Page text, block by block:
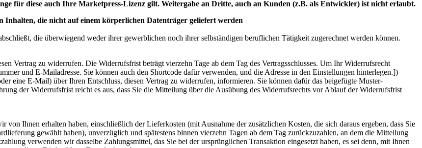
für diese auch Ihre Marketpress-Lizenz gilt. Weitergabe an Dritte, auch an Kunden (z.B. als Entwickler) ist nicht erlaubt.
die nicht auf einem körperlichen Datenträger geliefert werden
die überwiegend weder ihrer gewerblichen noch ihrer selbständigen beruflichen Tätigkeit zugerechnet werden können.
Vertrag zu widerrufen. Die Widerrufsfrist beträgt vierzehn Tage ab dem Tag des Vertragsschlusses. Um Ihr Widerrufsrecht
und E-Mailadresse. Sie können auch den Shortcode dafür verwenden, und die Adresse in den Einstellungen hinterlegen.])
eine E-Mail) über Ihren Entschluss, diesen Vertrag zu widerrufen, informieren. Sie können dafür das beigefügte Muster-
der Widerrufsfrist reicht es aus, dass Sie die Mitteilung über die Ausübung des Widerrufsrechts vor Ablauf der Widerrufsfrist
Ihnen erhalten haben, einschließlich der Lieferkosten (mit Ausnahme der zusätzlichen Kosten, die sich daraus ergeben, dass Sie
gewählt haben), unverzüglich und spätestens binnen vierzehn Tagen ab dem Tag zurückzuzahlen, an dem die Mitteilung
verwenden wir dasselbe Zahlungsmittel, das Sie bei der ursprünglichen Transaktion eingesetzt haben, es sei denn, mit Ihnen